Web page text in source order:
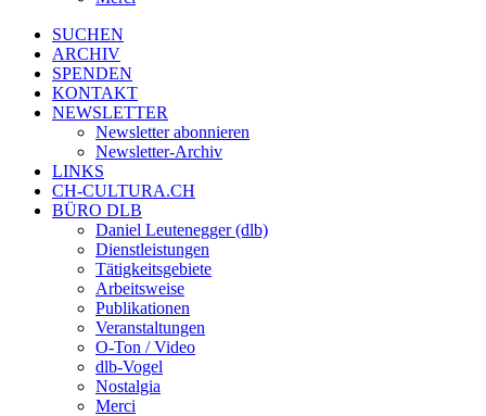
SUCHEN
ARCHIV
SPENDEN
KONTAKT
NEWSLETTER
Newsletter abonnieren
Newsletter-Archiv
LINKS
CH-CULTURA.CH
BÜRO DLB
Daniel Leutenegger (dlb)
Dienstleistungen
Tätigkeitsgebiete
Arbeitsweise
Publikationen
Veranstaltungen
O-Ton / Video
dlb-Vogel
Nostalgia
Merci